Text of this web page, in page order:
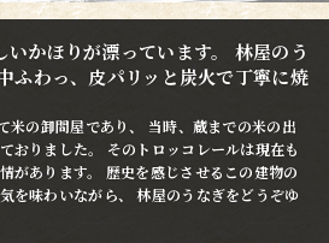
かほりが漂っています。
林屋のう
ふわっ、皮パリッと炭火で丁寧に焼
の卸問屋であり、
当時、蔵までの米の出
おりました。
そのトロッコレールは現在も
があります。
歴史を感じさせるこの建物の
を味わいながら、
林屋のうなぎをどうぞゆ